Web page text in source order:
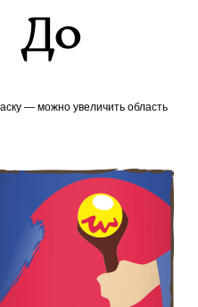
— можно увеличить область